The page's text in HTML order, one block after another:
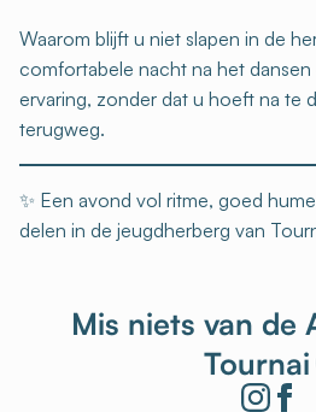
Waarom blijft u niet slapen in de
comfortabele nacht na het
ervaring, zonder dat u hoeft na te
terugweg.
✨ Een avond vol ritme, goed
delen in de jeugdherberg van
Mis niets van de
Tournai